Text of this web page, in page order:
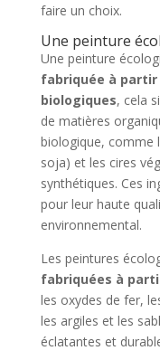
faire un choix.
Une peinture
Une peinture
fabriquée à partir
biologiques, cela
de matières
biologique, comme
soja) et les cires
synthétiques. Ces
pour leur haute
environnemental.
Les peintures
fabriquées à
les oxydes de fer,
les argiles et les
éclatantes et